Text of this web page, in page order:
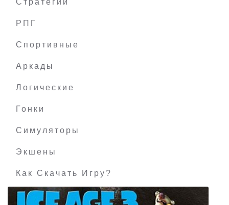
РПГ
Спортивные
Аркады
Логические
Гонки
Симуляторы
Экшены
Как Скачать Игру?